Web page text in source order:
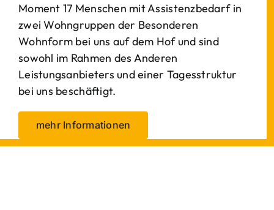
Moment 17 Menschen mit Assistenzbedarf in
zwei Wohngruppen der Besonderen
Wohnform bei uns auf dem Hof und sind
sowohl im Rahmen des Anderen
Leistungsanbieters und einer Tagesstruktur
bei uns beschäftigt.
mehr Informationen